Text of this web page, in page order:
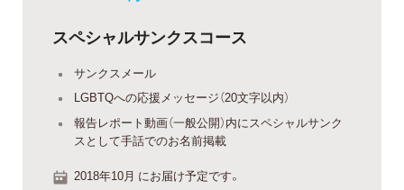
スペシャルサンクスコース
サンクスメール
LGBTQへの応援メッセージ（20文字以内）
報告レポート動画（一般公開）内にスペシャルサンク
スとして手話でのお名前掲載
2018年10月 にお届け予定です。